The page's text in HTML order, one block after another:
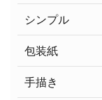
シンプル
包装紙
手描き